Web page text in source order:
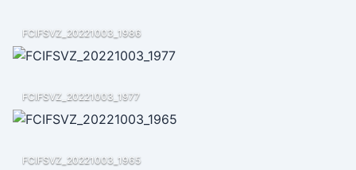
FCIFSVZ_20221003_1986
FCIFSVZ_20221003_1977
FCIFSVZ_20221003_1965